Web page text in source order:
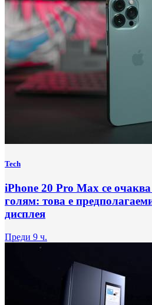
Tech
iPhone 20 Pro Max се
голям: това е
дисплея
Преди 9 ч.